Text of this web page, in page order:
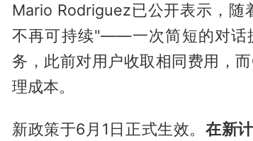
Mario Rodriguez已公开表示，
不再可持续"——一次简短的对话
务，此前对用户收取相同费用，
理成本。
新政策于6月1日正式生效。 在新